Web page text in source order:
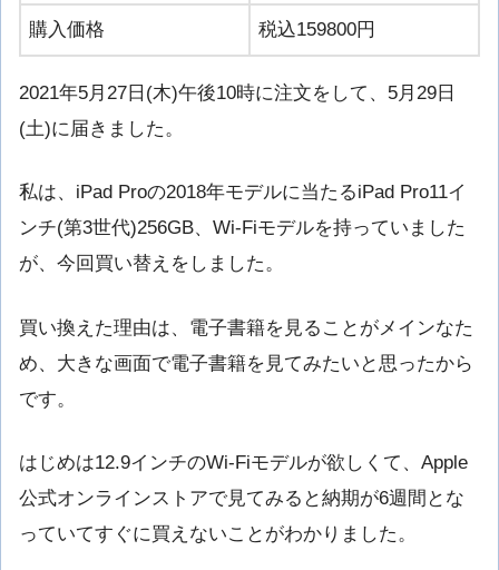
購入価格 税込159800円
2021年5月27日(木)午後10時に注文をして、5月29日
(土)に届きました。
私は、iPad Proの2018年モデルに当たるiPad Pro11イ
ンチ(第3世代)256GB、Wi-Fiモデルを持っていました
が、今回買い替えをしました。
買い換えた理由は、電子書籍を見ることがメインなた
め、大きな画面で電子書籍を見てみたいと思ったから
です。
はじめは12.9インチのWi-Fiモデルが欲しくて、Apple
公式オンラインストアで見てみると納期が6週間とな
っていてすぐに買えないことがわかりました。